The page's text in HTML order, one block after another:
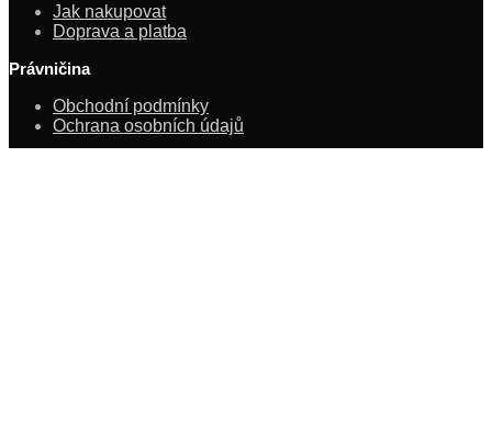
Jak nakupovat
Doprava a platba
Právničina
Obchodní podmínky
Ochrana osobních údajů